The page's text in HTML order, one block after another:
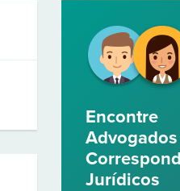
Encontre
Jurídicos